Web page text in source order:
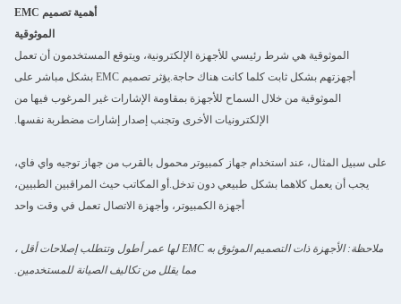
أهمية تصميم EMC
الموثوقية
الموثوقية هي شرط رئيسي للأجهزة الإلكترونية، ويتوقع المستخدمون أن تعمل
أجهزتهم بشكل ثابت كلما كانت هناك حاجة.يؤثر تصميم EMC بشكل مباشر على
الموثوقية من خلال السماح للأجهزة بمقاومة الإشارات غير المرغوب فيها من
الإلكترونيات الأخرى وتجنب إصدار إشارات مضطربة نفسها.
على سبيل المثال، عند استخدام جهاز كمبيوتر محمول بالقرب من جهاز توجيه واي فاي،
يجب أن يعمل كلاهما بشكل طبيعي دون تدخل.أو المكاتب حيث المراقبين الطبيين،
أجهزة الكمبيوتر، وأجهزة الاتصال تعمل في وقت واحد
ملاحظة: الأجهزة ذات التصميم الموثوق به EMC لها عمر أطول وتتطلب إصلاحات أقل ،
مما يقلل من تكاليف الصيانة للمستخدمين.